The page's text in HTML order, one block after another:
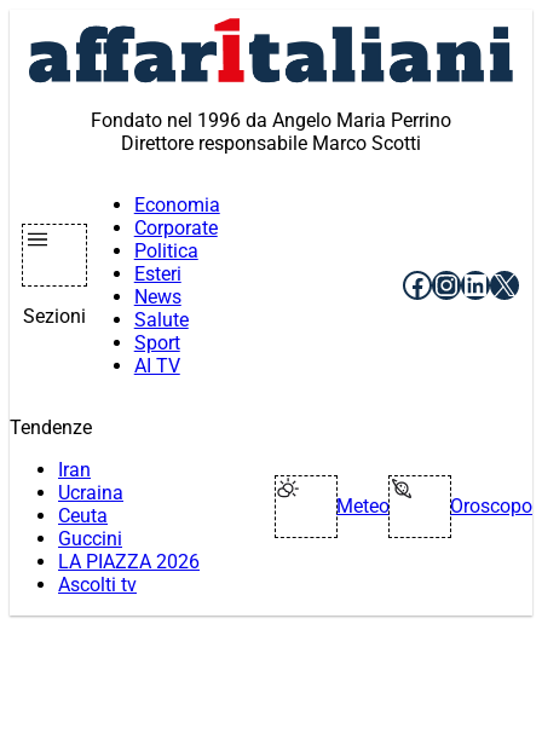
contenuto
Fondato nel 1996 da Angelo Maria Perrino
Direttore responsabile Marco Scotti
Sezioni
Economia
Corporate
Politica
Esteri
News
Salute
Sport
AI TV
Facebook
X
Tendenze
Iran
Ucraina
Ceuta
Guccini
LA PIAZZA 2026
Ascolti tv
Meteo Oroscopo